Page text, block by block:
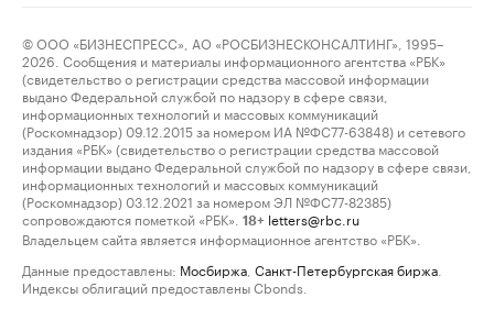
© ООО «БИЗНЕСПРЕСС», АО «РОСБИЗНЕСКОНСАЛТИНГ», 1995–
2026. Сообщения и материалы информационного агентства «РБК»
(свидетельство о регистрации средства массовой информации
выдано Федеральной службой по надзору в сфере связи,
информационных технологий и массовых коммуникаций
(Роскомнадзор) 09.12.2015 за номером ИА №ФС77-63848) и сетевого
издания «РБК» (свидетельство о регистрации средства массовой
информации выдано Федеральной службой по надзору в сфере связи,
информационных технологий и массовых коммуникаций
(Роскомнадзор) 03.12.2021 за номером ЭЛ №ФС77-82385)
сопровождаются пометкой «РБК».
18+ letters@rbc.ru
Владельцем сайта является информационное агентство «РБК».
Данные предоставлены: Мосбиржа Санкт-Петербургская биржа
Индексы облигаций предоставлены Cbonds.